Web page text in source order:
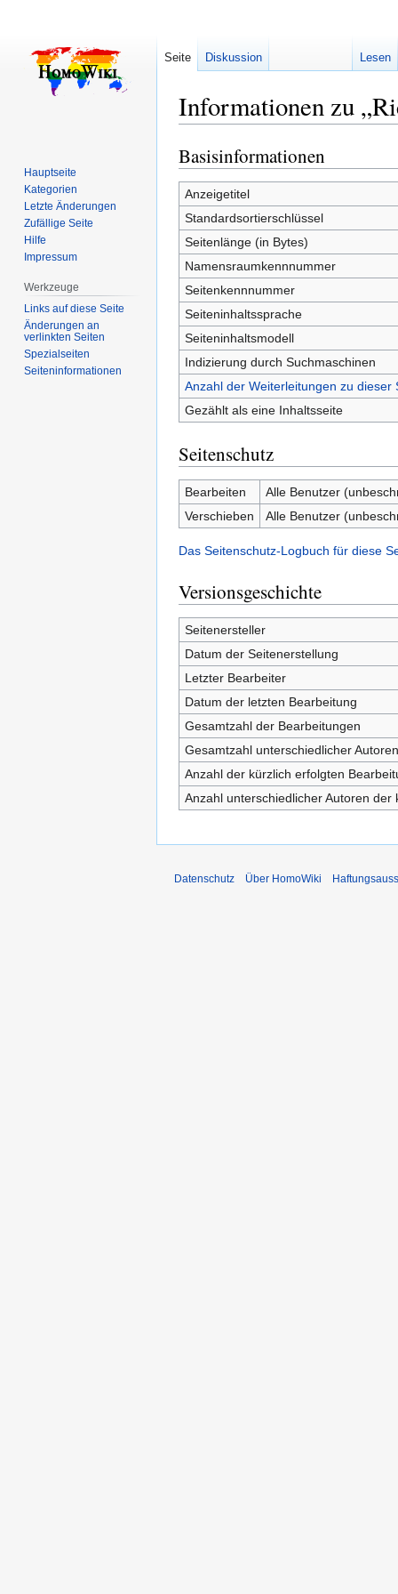
Informationen zu
Zur
Navigation
springen
Zur
Suche
springen
Basisinformationen
Anzeigetitel
Standardsortierschlüssel
Seitenlänge (in Bytes)
Namensraumkennnummer
Seitenkennnummer
Seiteninhaltssprache
Seiteninhaltsmodell
Indizierung durch Suchmaschinen
Anzahl der Weiterleitungen zu dieser
Gezählt als eine Inhaltsseite
Seitenschutz
Bearbeiten
Alle Benutzer
Verschieben
Alle Benutzer
Das Seitenschutz-Logbuch für diese
Versionsgeschichte
Seitenersteller
Datum der Seitenerstellung
Letzter Bearbeiter
Datum der letzten Bearbeitung
Gesamtzahl der Bearbeitungen
Gesamtzahl unterschiedlicher Autoren
Anzahl der kürzlich erfolgten
Anzahl unterschiedlicher Autoren
Seite Diskussion Lesen
Hauptseite
Kategorien
Letzte Änderungen
Zufällige Seite
Hilfe
Impressum
Werkzeuge
Links auf diese Seite
Änderungen an
verlinkten Seiten
Spezialseiten
Seiten­­informationen
Datenschutz Über HomoWiki